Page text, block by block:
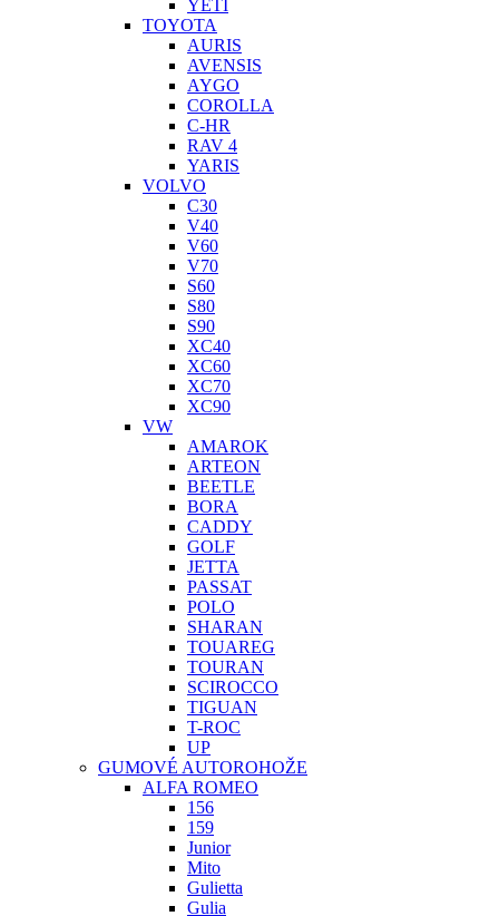
YETI
TOYOTA
AURIS
AVENSIS
AYGO
COROLLA
C-HR
RAV 4
YARIS
VOLVO
C30
V40
V60
V70
S60
S80
S90
XC40
XC60
XC70
XC90
VW
AMAROK
ARTEON
BEETLE
BORA
CADDY
GOLF
JETTA
PASSAT
POLO
SHARAN
TOUAREG
TOURAN
SCIROCCO
TIGUAN
T-ROC
UP
GUMOVÉ AUTOROHOŽE
ALFA ROMEO
156
159
Junior
Mito
Gulietta
Gulia